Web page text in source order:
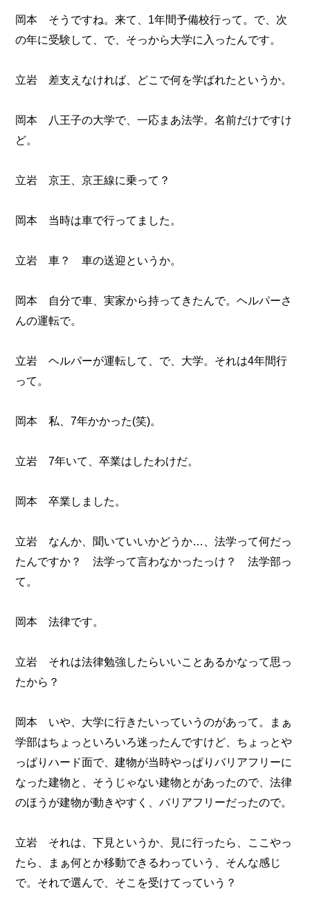
岡本 そうですね。来て、1年間予備校行って。で、次
の年に受験して、で、そっから大学に入ったんです。
立岩 差支えなければ、どこで何を学ばれたというか。
岡本 八王子の大学で、一応まあ法学。名前だけですけ
ど。
立岩 京王、京王線に乗って？
岡本 当時は車で行ってました。
立岩 車？ 車の送迎というか。
岡本 自分で車、実家から持ってきたんで。ヘルパーさ
んの運転で。
立岩 ヘルパーが運転して、で、大学。それは4年間行
って。
岡本 私、7年かかった(笑)。
立岩 7年いて、卒業はしたわけだ。
岡本 卒業しました。
立岩 なんか、聞いていいかどうか…、法学って何だっ
たんですか？ 法学って言わなかったっけ？ 法学部っ
て。
岡本 法律です。
立岩 それは法律勉強したらいいことあるかなって思っ
たから？
岡本 いや、大学に行きたいっていうのがあって。まぁ
学部はちょっといろいろ迷ったんですけど、ちょっとや
っぱりハード面で、建物が当時やっぱりバリアフリーに
なった建物と、そうじゃない建物とがあったので、法律
のほうが建物が動きやすく、バリアフリーだったので。
立岩 それは、下見というか、見に行ったら、ここやっ
たら、まぁ何とか移動できるわっていう、そんな感じ
で。それで選んで、そこを受けてっていう？